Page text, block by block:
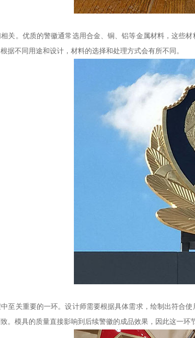
关。优质的警徽通常选用合金、铜、铝等金属材料，这些
据不同用途和设计，材料的选择和处理方式会有所不同。
至关重要的一环。设计师需要根据具体需求，绘制出符合
。模具的质量直接影响到后续警徽的成品效果，因此这一环